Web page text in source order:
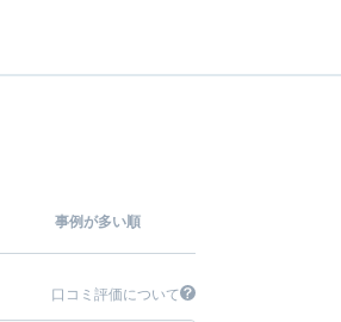
事例が多い順
口コミ評価について